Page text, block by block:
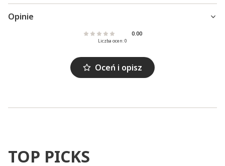
Opinie
0.00
Liczba ocen: 0
Oceń i opisz
TOP PICKS